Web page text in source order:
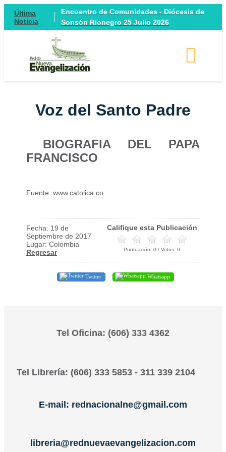
Última
Noticia
Encuentro de Comunidades - Diócesis de
Sonsón Rionegro 25 Julio 2026
Voz del Santo Padre
BIOGRAFIA DEL PAPA
FRANCISCO
Fuente: www.catolica.co
Fecha: 19 de
Septiembre de 2017
Lugar: Colombia
Regresar
Califique esta Publicación
Puntuación: 0 / Votos: 0
Twitter Whatsapp
Tel Oficina: (606) 333 4362
Tel Librería: (606) 333 5853 - 311 339 2104
E-mail: rednacionalne@gmail.com
libreria@rednuevaevangelizacion.com